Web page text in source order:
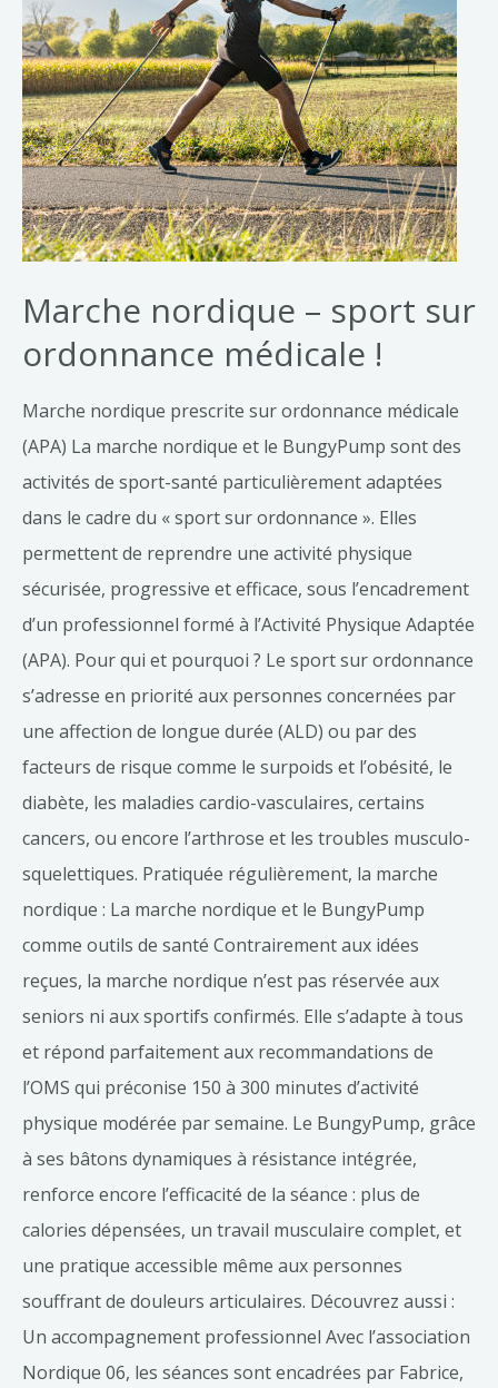
Marche nordique – sport sur
ordonnance médicale !
Marche nordique prescrite sur ordonnance médicale
(APA) La marche nordique et le BungyPump sont des
activités de sport-santé particulièrement adaptées
dans le cadre du « sport sur ordonnance ». Elles
permettent de reprendre une activité physique
sécurisée, progressive et efficace, sous l’encadrement
d’un professionnel formé à l’Activité Physique Adaptée
(APA). Pour qui et pourquoi ? Le sport sur ordonnance
s’adresse en priorité aux personnes concernées par
une affection de longue durée (ALD) ou par des
facteurs de risque comme le surpoids et l’obésité, le
diabète, les maladies cardio-vasculaires, certains
cancers, ou encore l’arthrose et les troubles musculo-
squelettiques. Pratiquée régulièrement, la marche
nordique : La marche nordique et le BungyPump
comme outils de santé Contrairement aux idées
reçues, la marche nordique n’est pas réservée aux
seniors ni aux sportifs confirmés. Elle s’adapte à tous
et répond parfaitement aux recommandations de
l’OMS qui préconise 150 à 300 minutes d’activité
physique modérée par semaine. Le BungyPump, grâce
à ses bâtons dynamiques à résistance intégrée,
renforce encore l’efficacité de la séance : plus de
calories dépensées, un travail musculaire complet, et
une pratique accessible même aux personnes
souffrant de douleurs articulaires. Découvrez aussi :
Un accompagnement professionnel Avec l’association
Nordique 06, les séances sont encadrées par Fabrice,